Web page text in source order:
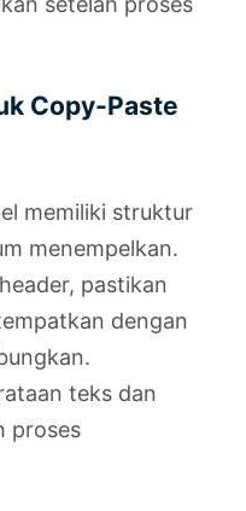
Copy-Paste
memiliki struktur
menempelkan.
pastikan
dengan
teks dan
proses